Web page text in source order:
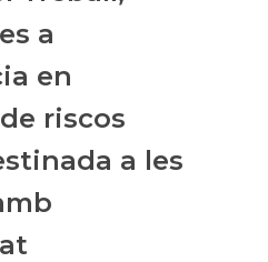
a
en
riscos
a les